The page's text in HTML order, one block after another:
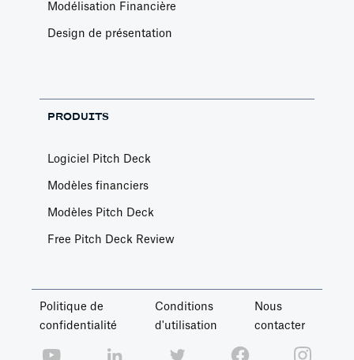
Modélisation Financière
Design de présentation
PRODUITS
Logiciel Pitch Deck
Modèles financiers
Modèles Pitch Deck
Free Pitch Deck Review
Politique de
confidentialité
Conditions
d'utilisation
Nous
contacter